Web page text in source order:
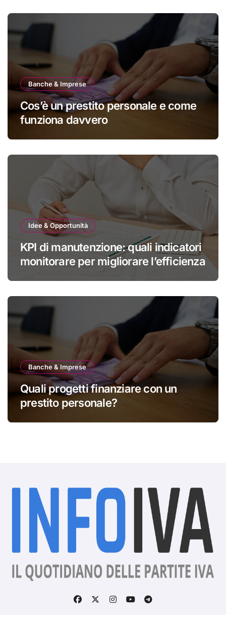
Banche & Imprese
Cos’è un prestito personale e come
funziona davvero
Idee & Opportunità
KPI di manutenzione: quali indicatori
monitorare per migliorare l’efficienza
Banche & Imprese
Quali progetti finanziare con un
prestito personale?